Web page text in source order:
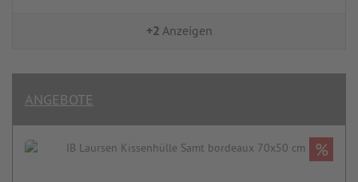
+2 Anzeigen
ANGEBOTE
%